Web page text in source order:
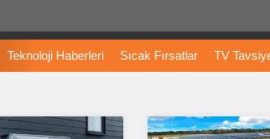
Teknoloji Haberleri Sıcak Fırsatlar TV